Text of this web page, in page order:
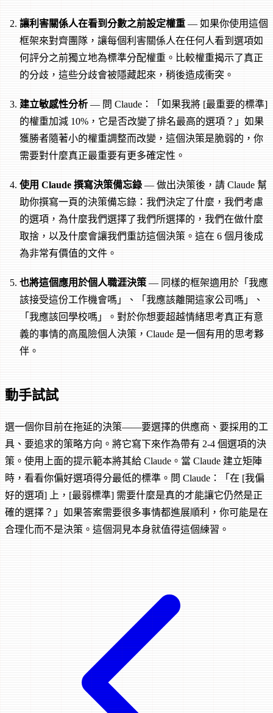
讓利害關係人在看到分數之前設定權重— 如果你使用這個
框架來對齊團隊，讓每個利害關係人在任何人看到選項如
何評分之前獨立地為標準分配權重。比較權重揭示了真正
的分歧，這些分歧會被隱藏起來，稍後造成衝突。
建立敏感性分析— 問 Claude：「如果我將 [最重要的標準]
的權重加減 10%，它是否改變了排名最高的選項？」如果
獲勝者隨著小的權重調整而改變，這個決策是脆弱的，你
需要對什麼真正最重要有更多確定性。
使用 Claude 撰寫決策備忘錄— 做出決策後，請 Claude 幫
助你撰寫一頁的決策備忘錄：我們決定了什麼，我們考慮
的選項，為什麼我們選擇了我們所選擇的，我們在做什麼
取捨，以及什麼會讓我們重訪這個決策。這在 6 個月後成
為非常有價值的文件。
也將這個應用於個人職涯決策— 同樣的框架適用於「我應
該接受這份工作機會嗎」、「我應該離開這家公司嗎」、
「我應該回學校嗎」。對於你想要超越情緒思考真正有意
義的事情的高風險個人決策，Claude 是一個有用的思考夥
伴。
動手試試
選一個你目前在拖延的決策——要選擇的供應商、要採用的工
具、要追求的策略方向。將它寫下來作為帶有 2-4 個選項的決
策。使用上面的提示範本將其給 Claude。當 Claude 建立矩陣
時，看看你偏好選項得分最低的標準。問 Claude：「在 [我偏
好的選項] 上，[最弱標準] 需要什麼是真的才能讓它仍然是正
確的選擇？」如果答案需要很多事情都進展順利，你可能是在
合理化而不是決策。這個洞見本身就值得這個練習。